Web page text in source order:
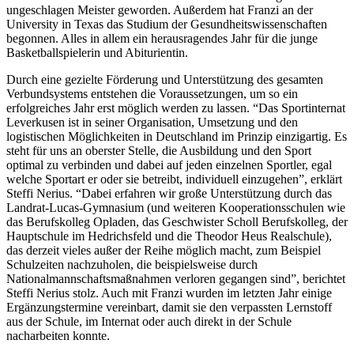
ungeschlagen Meister geworden. Außerdem hat Franzi an der
University in Texas das Studium der Gesundheitswissenschaften
begonnen. Alles in allem ein herausragendes Jahr für die junge
Basketballspielerin und Abiturientin.
Durch eine gezielte Förderung und Unterstützung des gesamten
Verbundsystems entstehen die Voraussetzungen, um so ein
erfolgreiches Jahr erst möglich werden zu lassen. “Das Sportinternat
Leverkusen ist in seiner Organisation, Umsetzung und den
logistischen Möglichkeiten in Deutschland im Prinzip einzigartig. Es
steht für uns an oberster Stelle, die Ausbildung und den Sport
optimal zu verbinden und dabei auf jeden einzelnen Sportler, egal
welche Sportart er oder sie betreibt, individuell einzugehen”, erklärt
Steffi Nerius. “Dabei erfahren wir große Unterstützung durch das
Landrat-Lucas-Gymnasium (und weiteren Kooperationsschulen wie
das Berufskolleg Opladen, das Geschwister Scholl Berufskolleg, der
Hauptschule im Hedrichsfeld und die Theodor Heus Realschule),
das derzeit vieles außer der Reihe möglich macht, zum Beispiel
Schulzeiten nachzuholen, die beispielsweise durch
Nationalmannschaftsmaßnahmen verloren gegangen sind”, berichtet
Steffi Nerius stolz. Auch mit Franzi wurden im letzten Jahr einige
Ergänzungstermine vereinbart, damit sie den verpassten Lernstoff
aus der Schule, im Internat oder auch direkt in der Schule
nacharbeiten konnte.